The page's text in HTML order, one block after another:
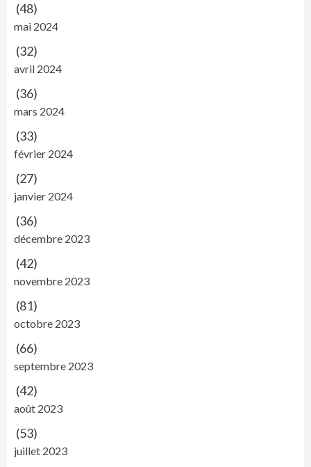
(48)
mai 2024
(32)
avril 2024
(36)
mars 2024
(33)
février 2024
(27)
janvier 2024
(36)
décembre 2023
(42)
novembre 2023
(81)
octobre 2023
(66)
septembre 2023
(42)
août 2023
(53)
juillet 2023